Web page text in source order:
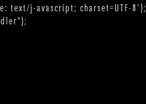
j-avascript; charset=UTF-8');